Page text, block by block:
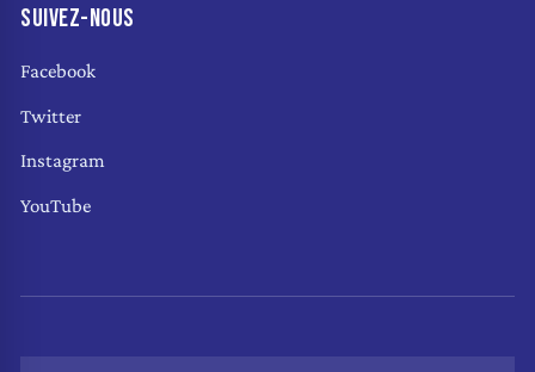
SUIVEZ-NOUS
Facebook
Twitter
Instagram
YouTube